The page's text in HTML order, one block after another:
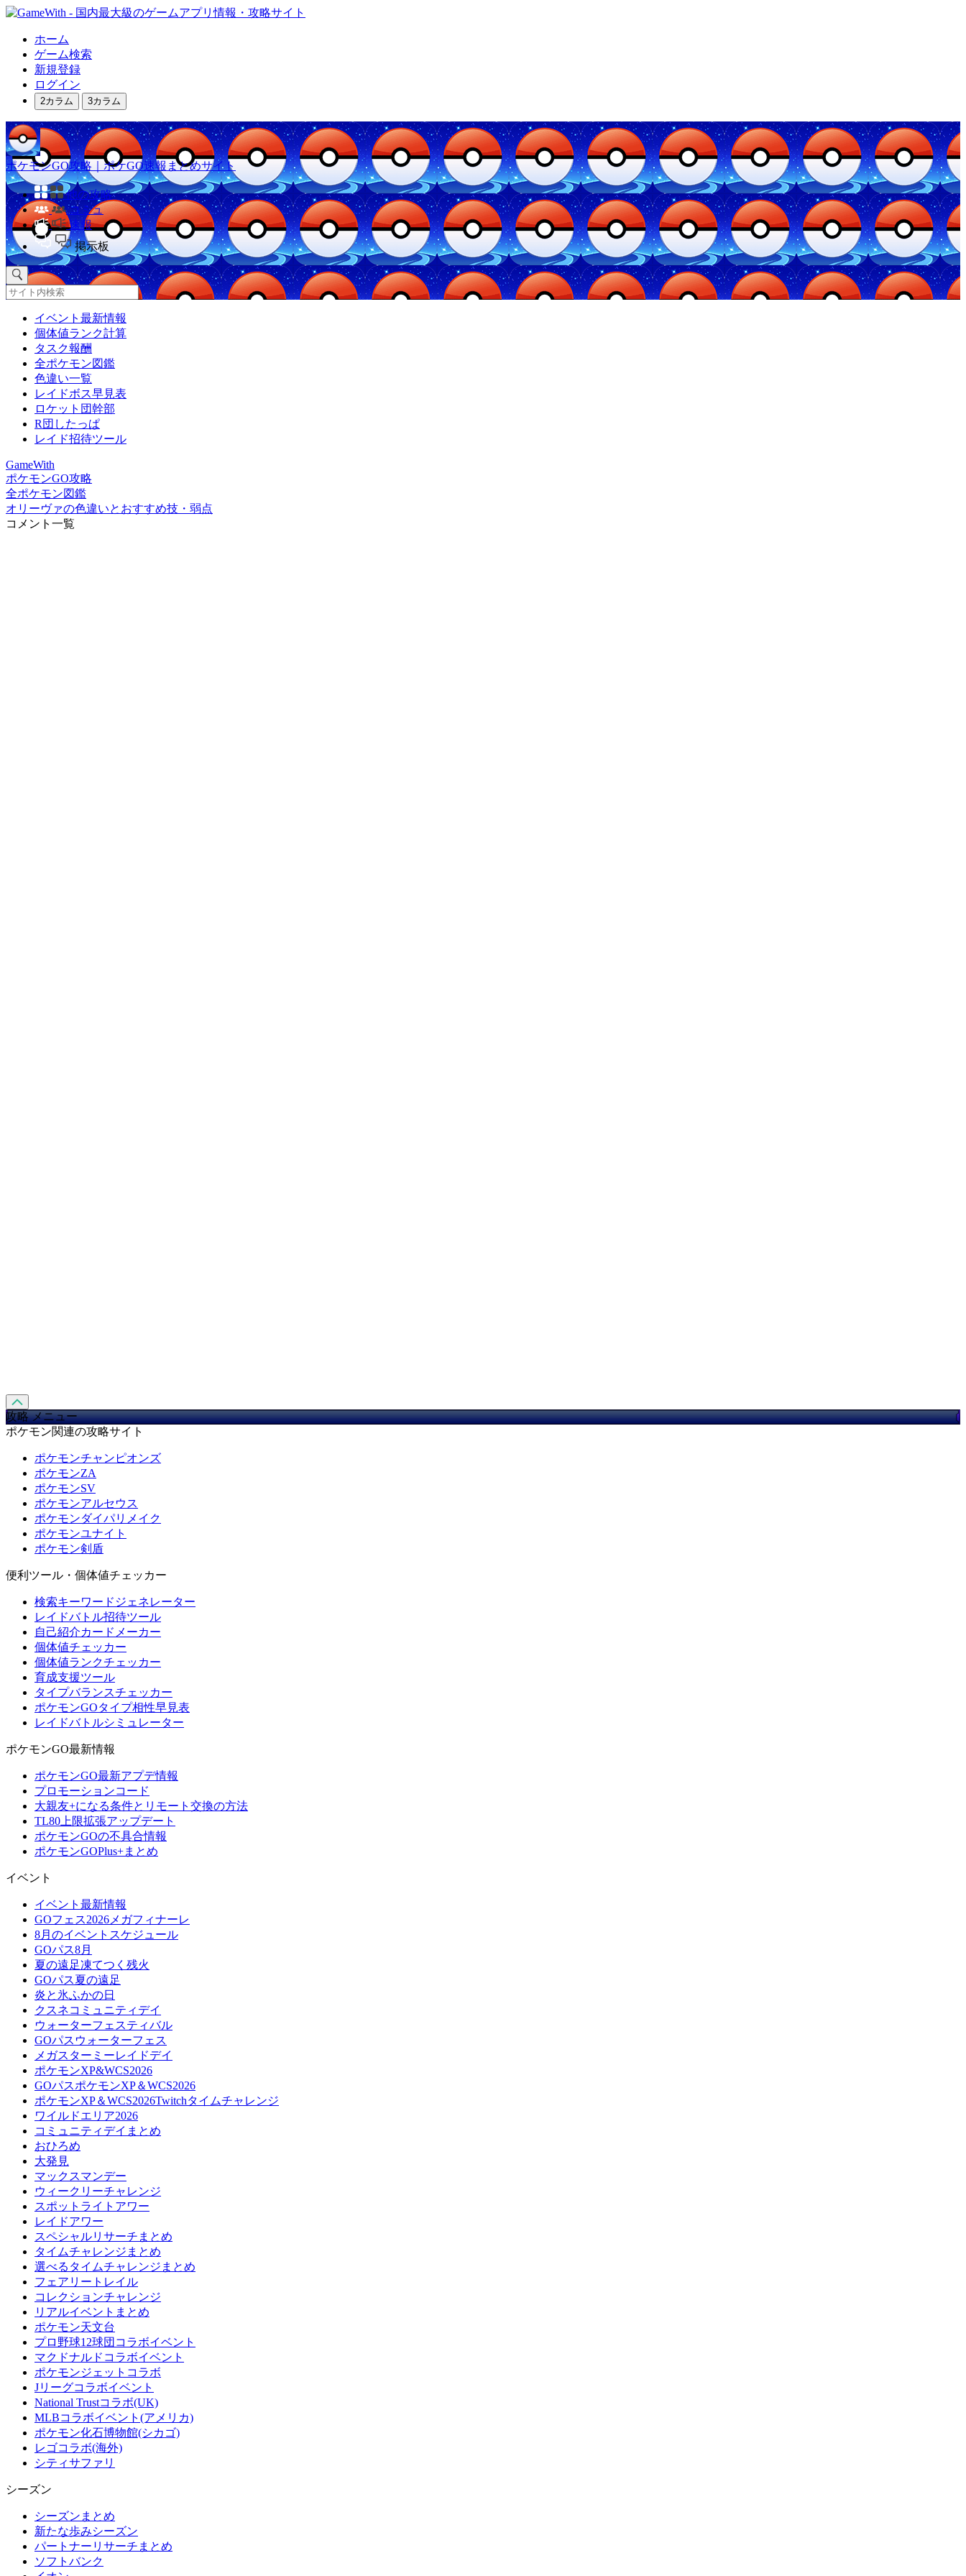
ホーム
ゲーム検索
新規登録
ログイン
2カラム 3カラム
ポケモンGO攻略｜ポケGO速報まとめサイト
他の攻略
コミュ
速報
掲示板
イベント最新情報
個体値ランク計算
タスク報酬
全ポケモン図鑑
色違い一覧
レイドボス早見表
ロケット団幹部
R団したっぱ
レイド招待ツール
GameWith
ポケモンGO攻略
全ポケモン図鑑
オリーヴァの色違いとおすすめ技・弱点
コメント一覧
攻略 メニュー
ポケモン関連の攻略サイト
ポケモンチャンピオンズ
ポケモンZA
ポケモンSV
ポケモンアルセウス
ポケモンダイパリメイク
ポケモンユナイト
ポケモン剣盾
便利ツール・個体値チェッカー
検索キーワードジェネレーター
レイドバトル招待ツール
自己紹介カードメーカー
個体値チェッカー
個体値ランクチェッカー
育成支援ツール
タイプバランスチェッカー
ポケモンGOタイプ相性早見表
レイドバトルシミュレーター
ポケモンGO最新情報
ポケモンGO最新アプデ情報
プロモーションコード
大親友+になる条件とリモート交換の方法
TL80上限拡張アップデート
ポケモンGOの不具合情報
ポケモンGOPlus+まとめ
イベント
イベント最新情報
GOフェス2026メガフィナーレ
8月のイベントスケジュール
GOパス8月
夏の遠足凍てつく残火
GOパス夏の遠足
炎と氷ふかの日
クスネコミュニティデイ
ウォーターフェスティバル
GOパスウォーターフェス
メガスターミーレイドデイ
ポケモンXP&WCS2026
GOパスポケモンXP＆WCS2026
ポケモンXP＆WCS2026Twitchタイムチャレンジ
ワイルドエリア2026
コミュニティデイまとめ
おひろめ
大発見
マックスマンデー
ウィークリーチャレンジ
スポットライトアワー
レイドアワー
スペシャルリサーチまとめ
タイムチャレンジまとめ
選べるタイムチャレンジまとめ
フェアリートレイル
コレクションチャレンジ
リアルイベントまとめ
ポケモン天文台
プロ野球12球団コラボイベント
マクドナルドコラボイベント
ポケモンジェットコラボ
Jリーグコラボイベント
National Trustコラボ(UK)
MLBコラボイベント(アメリカ)
ポケモン化石博物館(シカゴ)
レゴコラボ(海外)
シティサファリ
シーズン
シーズンまとめ
新たな歩みシーズン
パートナーリサーチまとめ
ソフトバンク